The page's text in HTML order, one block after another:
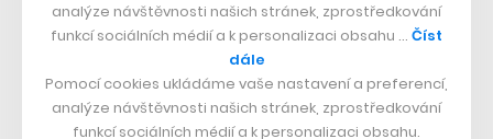
analýze návštěvnosti našich stránek, zprostředkování
funkcí sociálních médií a k personalizaci obsahu … Číst
dále
Pomocí cookies ukládáme vaše nastavení a preferencí,
analýze návštěvnosti našich stránek, zprostředkování
funkcí sociálních médií a k personalizaci obsahu.